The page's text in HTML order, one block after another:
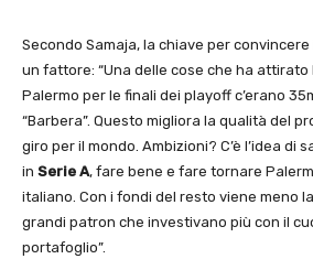
Secondo Samaja, la chiave per
un fattore: “Una delle cose che ha attirato
Palermo per le finali dei playoff c’erano
“Barbera”. Questo migliora la qualità del
giro per il mondo. Ambizioni? C’è l’idea di
in Serie A, fare bene e fare tornare
italiano. Con i fondi del resto viene meno
grandi patron che investivano più con il
portafoglio”.